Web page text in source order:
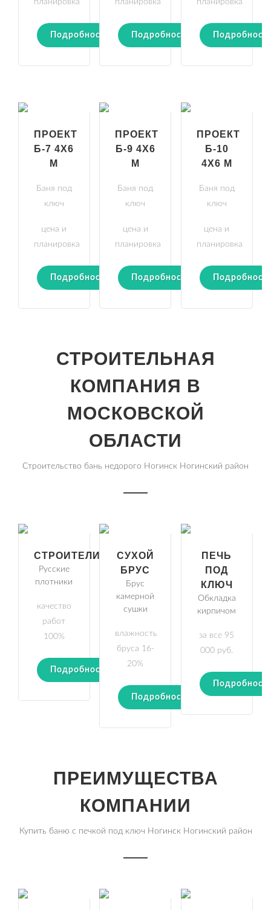
планировка
Подробности
планировка
Подробности
планировка
ПРОЕКТ
Б-7 4Х6
М
Баня под
ключ
цена и
планировка
Подробности
ПРОЕКТ
Б-9 4Х6
М
Баня под
ключ
цена и
планировка
Подробности
ПРОЕКТ
Б-10
4Х6 М
Баня под
ключ
цена и
планировка
СТРОИТЕЛЬНАЯ
КОМПАНИЯ В
МОСКОВСКОЙ
ОБЛАСТИ
Строительство бань недорого Ногинск Ногинский район
СТРОИТЕЛИ
Русские
плотники
качество
работ
100%
Подробности
СУХОЙ
БРУС
Брус
камерной
сушки
влажность
бруса 16-
20%
Подробности
ПЕЧЬ
ПОД
КЛЮЧ
Обкладка
кирпичом
за все 95
000 руб.
ПРЕИМУЩЕСТВА
КОМПАНИИ
Купить баню с печкой под ключ Ногинск Ногинский район